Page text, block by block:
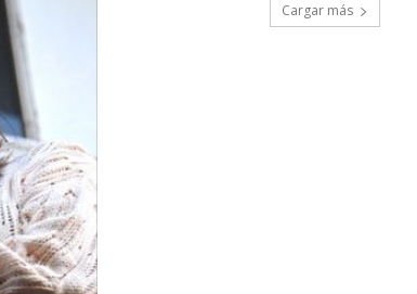
Cargar más